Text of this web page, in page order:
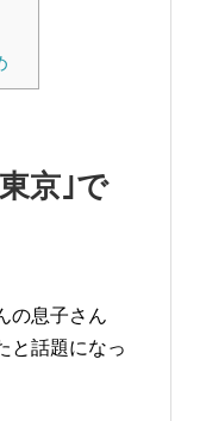
京｣で
の息子さん
と話題になっ